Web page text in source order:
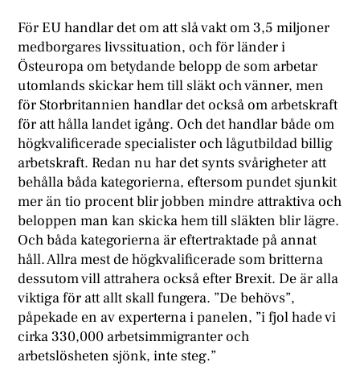
För EU handlar det om att slå vakt om 3,5 miljoner
medborgares livssituation, och för länder i
Östeuropa om betydande belopp de som arbetar
utomlands skickar hem till släkt och vänner, men
för Storbritannien handlar det också om arbetskraft
för att hålla landet igång. Och det handlar både om
högkvalificerade specialister och lågutbildad billig
arbetskraft. Redan nu har det synts svårigheter att
behålla båda kategorierna, eftersom pundet sjunkit
mer än tio procent blir jobben mindre attraktiva och
beloppen man kan skicka hem till släkten blir lägre.
Och båda kategorierna är eftertraktade på annat
håll. Allra mest de högkvalificerade som britterna
dessutom vill attrahera också efter Brexit. De är alla
viktiga för att allt skall fungera. ”De behövs”,
påpekade en av experterna i panelen, ”i fjol hade vi
cirka 330,000 arbetsimmigranter och
arbetslösheten sjönk, inte steg.”